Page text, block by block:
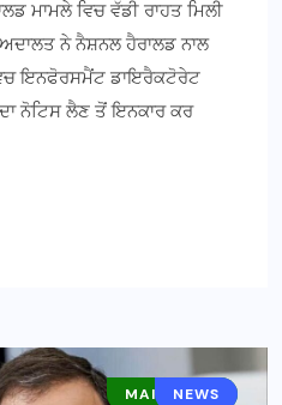
ਮਾਮਲੇ ਵਿਚ ਵੱਡੀ ਰਾਹਤ ਮਿਲੀ
ਨੇ ਨੈਸ਼ਨਲ ਹੈਰਾਲਡ ਨਾਲ
ਇਨਫੋਰਸਮੈਂਟ ਡਾਇਰੈਕਟੋਰੇਟ
ਨੋਟਿਸ ਲੈਣ ਤੋਂ ਇਨਕਾਰ ਕਰ
MAIN NEWS
NEWS